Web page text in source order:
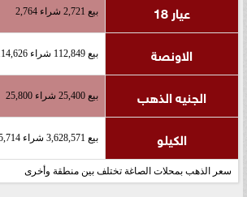
عيار 18 بيع 2,721 شراء 2,764
الاونصة بيع 112,849 شراء 114,626
الجنيه الذهب بيع 25,400 شراء 25,800
الكيلو بيع 3,628,571 شراء 3,685,714
سعر الذهب بمحلات الصاغة تختلف بين منطقة وأخرى